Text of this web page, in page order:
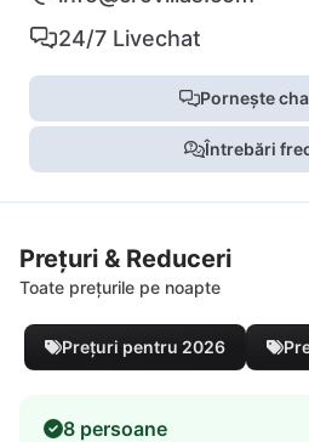
24/7 Livechat
Pornește
Întrebări
Prețuri & Reduceri
Toate prețurile pe noapte
Prețuri pentru 2026
8 persoane